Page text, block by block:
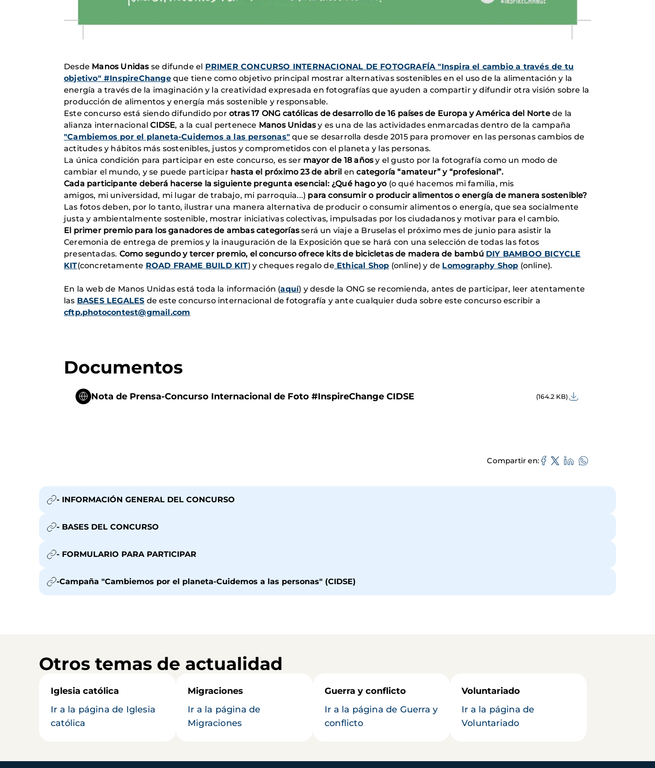
Desde Manos Unidasse difunde el PRIMER CONCURSO INTERNACIONAL DE FOTOGRAFÍA "Inspira el cambio a través de tu
objetivo" #InspireChangeque tiene como objetivo principal mostrar alternativas sostenibles en el uso de la alimentación y la
energía a través de la imaginación y la creatividad expresada en fotografías que ayuden a compartir y difundir otra visión sobre la
producción de alimentos y energía más sostenible y responsable.
Este concurso está siendo difundido por otras 17 ONG católicas de desarrollo de 16 países de Europa y América del Nortede la
alianza internacionalCIDSE, a la cual pertenece Manos Unidasy es una de las actividades enmarcadas dentro de la campaña
"Cambiemos por el planeta-Cuidemos a las personas" que se desarrolla desde 2015 para promover en las personas cambios de
actitudes y hábitos más sostenibles, justos y comprometidos con el planeta y las personas.
La única condición para participar en este concurso, es ser mayor de 18 añosy el gusto por la fotografía como un modo de
cambiar el mundo, y se puede participar hasta el próximo 23 de abril encategoría “amateur” y “profesional”.
Cada participante deberá hacerse la siguiente pregunta esencial: ¿Qué hago yo (o qué hacemos mi familia, mis
amigos, mi universidad, mi lugar de trabajo, mi parroquia...) para consumir o producir alimentos o energía de manera sostenible?
Las fotos deben, por lo tanto, ilustrar una manera alternativa de producir o consumir alimentos o energía, que sea socialmente
justa y ambientalmente sostenible, mostrar iniciativas colectivas, impulsadas por los ciudadanos y motivar para el cambio.
El primer premio para los ganadoresde ambas categoríasserá un viaje a Bruselas el próximo mes de junio para asistir la
Ceremonia de entrega de premios y la inauguración de la Exposición que se hará con una selección de todas las fotos
presentadas. Como segundo y tercer premio, el concurso ofrece kits de bicicletas de madera de bambú DIY BAMBOO BICYCLE
KIT(concretamente ROAD FRAME BUILD KIT) y cheques regalo de Ethical Shop (online) y de Lomography Shop (online).
En la web de Manos Unidas está toda la información (aquí) y desde la ONG se recomienda, antes de participar, leer atentamente
las BASES LEGALES de este concurso internacional de fotografía y ante cualquier duda sobre este concurso escribir a
cftp.photocontest@gmail.com
Documentos
Nota de Prensa-Concurso Internacional de Foto #InspireChange CIDSE (164.2 KB)
Compartir en
- INFORMACIÓN GENERAL DEL CONCURSO
- BASES DEL CONCURSO
- FORMULARIO PARA PARTICIPAR
-Campaña "Cambiemos por el planeta-Cuidemos a las personas" (CIDSE)
Otros temas de actualidad
Iglesia católica
Ir a la página de Iglesia
católica
Migraciones
Ir a la página de
Migraciones
Guerra y conflicto
Ir a la página de Guerra y
conflicto
Voluntariado
Ir a la página de
Voluntariado